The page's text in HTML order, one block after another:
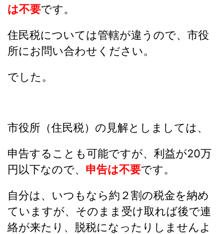
は不要です。
住民税については管轄が違うので、市役
所にお問い合わせください。
でした。
市役所（住民税）の見解としましては、
申告することも可能ですが、利益が20万
円以下なので、 申告は不要です。
自分は、いつもなら約２割の税金を納め
ていますが、そのまま受け取れば後で連
絡が来たり、脱税になったりしませんよ